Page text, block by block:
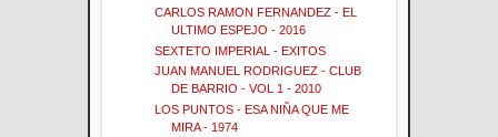
CARLOS RAMON FERNANDEZ - EL
ULTIMO ESPEJO - 2016
SEXTETO IMPERIAL - EXITOS
JUAN MANUEL RODRIGUEZ - CLUB
DE BARRIO - VOL 1 - 2010
LOS PUNTOS - ESA NIÑA QUE ME
MIRA - 1974